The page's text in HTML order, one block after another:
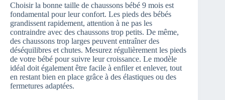
Choisir la bonne taille de chaussons bébé 9 mois est
fondamental pour leur confort. Les pieds des bébés
grandissent rapidement, attention à ne pas les
contraindre avec des chaussons trop petits. De même,
des chaussons trop larges peuvent entraîner des
déséquilibres et chutes. Mesurez régulièrement les pieds
de votre bébé pour suivre leur croissance. Le modèle
idéal doit également être facile à enfiler et enlever, tout
en restant bien en place grâce à des élastiques ou des
fermetures adaptées.